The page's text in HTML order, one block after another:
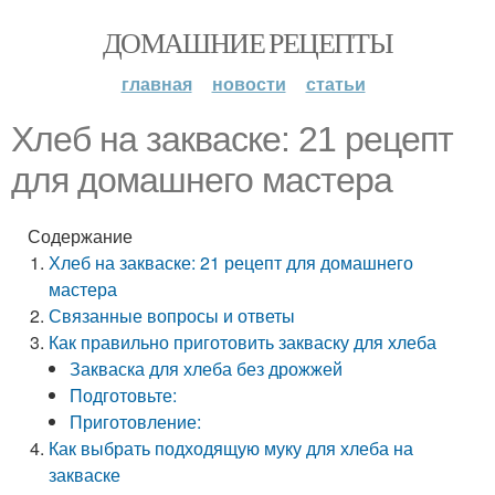
ДОМАШНИЕ РЕЦЕПТЫ
главная новости статьи
Хлеб на закваске: 21 рецепт
для домашнего мастера
Содержание
Хлеб на закваске: 21 рецепт для домашнего
мастера
Связанные вопросы и ответы
Как правильно приготовить закваску для хлеба
Закваска для хлеба без дрожжей
Подготовьте:
Приготовление:
Как выбрать подходящую муку для хлеба на
закваске